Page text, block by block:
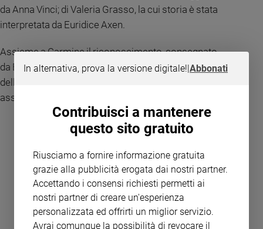
Chi
siamo
Registrati
da Anna Vinci; di Valeria Grasso, la cui storia è stata
interpretata da Euridice Axen.
Assieme a Carmine il riconoscimento, consegnato
da Barbara Bouchet, è andato alla Presidente
dell’Associazione Edela, Roberta Beolchi, impegnata ad
assistere gli orfani del femminicidio.
In alternativa, prova la versione digitale!|Abbonati
Contribuisci a mantenere
questo sito gratuito
Riusciamo a fornire informazione gratuita
grazie alla pubblicità erogata dai nostri partner.
Accettando i consensi richiesti permetti ai
nostri partner di creare un'esperienza
personalizzata ed offrirti un miglior servizio.
Avrai comunque la possibilità di revocare il